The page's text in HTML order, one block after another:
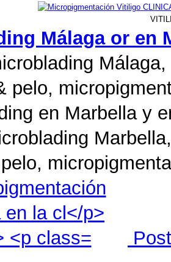
Málaga or en
pelo,
en Marbella y
pelo,